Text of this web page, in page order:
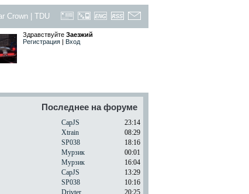
Crown TDU
Здравствуйте Заезжий
Регистрация | Вход
Последнее на форуме
CapJS
23:14
Xtrain
08:29
SP038
18:16
Мурзик
00:01
Мурзик
16:04
CapJS
13:29
SP038
10:16
Drivter 20:25